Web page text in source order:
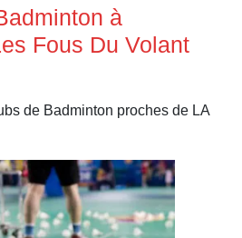
à
Fous Du Volant
de Badminton proches de LA